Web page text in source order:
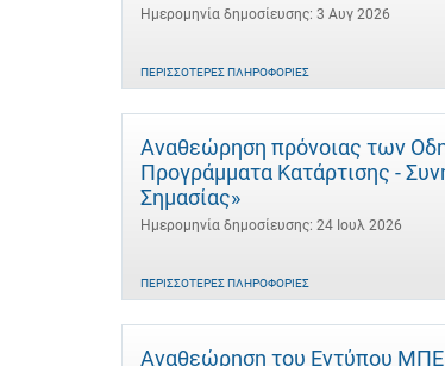
Ημερομηνία δημοσίευσης: 3 Αυγ 2026
ΠΕΡΙΣΣΌΤΕΡΕΣ ΠΛΗΡΟΦΟΡΊΕΣ
Αναθεώρηση πρόνοιας των
Προγράμματα Κατάρτισης -
Σημασίας»
Ημερομηνία δημοσίευσης: 24 Ιουλ 2026
ΠΕΡΙΣΣΌΤΕΡΕΣ ΠΛΗΡΟΦΟΡΊΕΣ
Αναθεώρηση του Εντύπου ΜΠΕ